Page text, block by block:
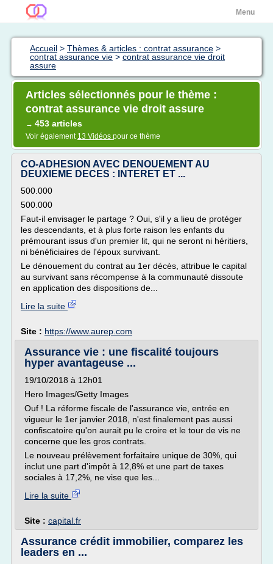
Menu
Accueil > Thèmes & articles : contrat assurance >
contrat assurance vie > contrat assurance vie droit
assure
Articles sélectionnés pour le thème :
contrat assurance vie droit assure
→ 453 articles
Voir également 13 Vidéos pour ce thème
CO-ADHESION AVEC DENOUEMENT AU
DEUXIEME DECES : INTERET ET ...
500.000
500.000
Faut-il envisager le partage ? Oui, s'il y a lieu de protéger
les descendants, et à plus forte raison les enfants du
prémourant issus d'un premier lit, qui ne seront ni héritiers,
ni bénéficiaires de l'époux survivant.
Le dénouement du contrat au 1er décès, attribue le capital
au survivant sans récompense à la communauté dissoute
en application des dispositions de...
Lire la suite
Site : https://www.aurep.com
Assurance vie : une fiscalité toujours
hyper avantageuse ...
19/10/2018 à 12h01
Hero Images/Getty Images
Ouf ! La réforme fiscale de l'assurance vie, entrée en
vigueur le 1er janvier 2018, n'est finalement pas aussi
confiscatoire qu'on aurait pu le croire et le tour de vis ne
concerne que les gros contrats.
Le nouveau prélèvement forfaitaire unique de 30%, qui
inclut une part d'impôt à 12,8% et une part de taxes
sociales à 17,2%, ne vise que les...
Lire la suite
Site : capital.fr
Assurance crédit immobilier, comparez les
leaders en ...